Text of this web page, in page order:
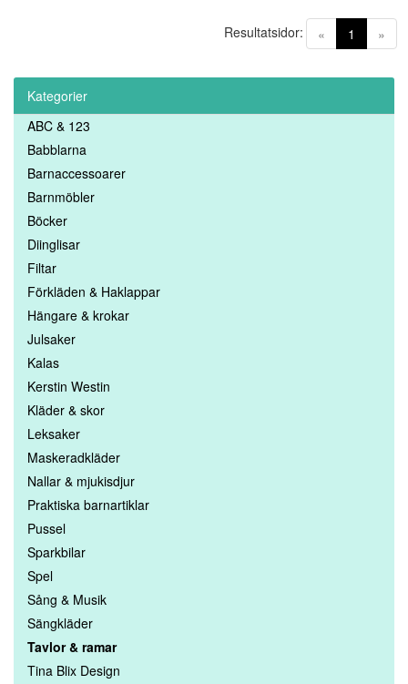
« 1 (current)
»
Resultatsidor:
Kategorier
ABC & 123
Babblarna
Barnaccessoarer
Barnmöbler
Böcker
Diinglisar
Filtar
Förkläden & Haklappar
Hängare & krokar
Julsaker
Kalas
Kerstin Westin
Kläder & skor
Leksaker
Maskeradkläder
Nallar & mjukisdjur
Praktiska barnartiklar
Pussel
Sparkbilar
Spel
Sång & Musik
Sängkläder
Tavlor & ramar
Tina Blix Design